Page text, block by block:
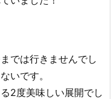
では行きませんでし
いです。
2度美味しい展開でし